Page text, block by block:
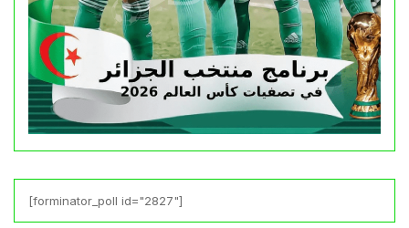
[forminator_poll id="2827"]